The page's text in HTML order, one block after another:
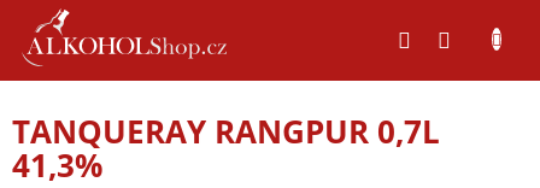
obsah
TANQUERAY RANGPUR 0,7L
41,3%